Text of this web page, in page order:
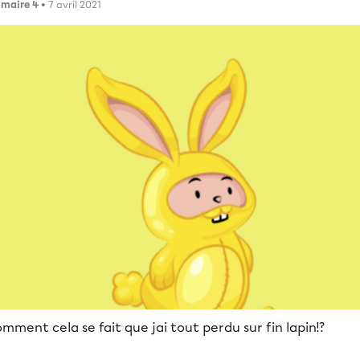
4 • 7 avril 2021
cela se fait que jai tout perdu sur fin lapin!?